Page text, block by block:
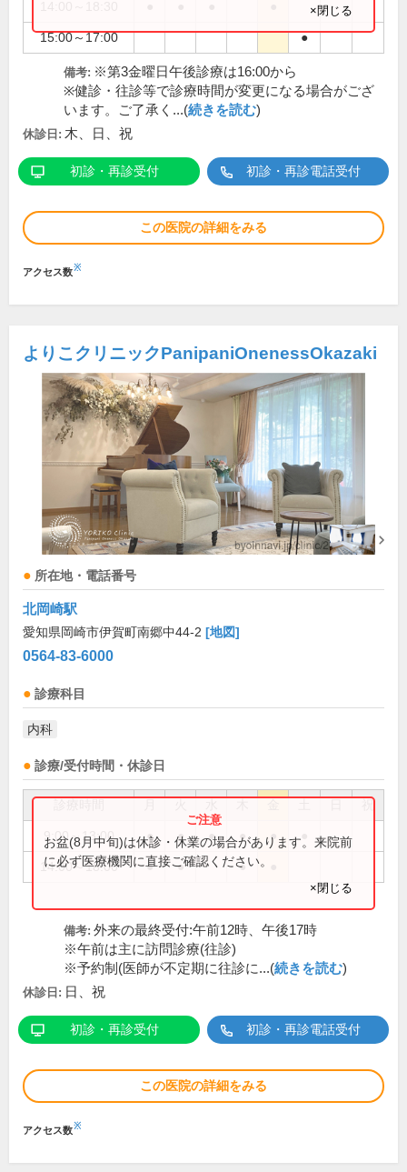
15:00～17:00 ●
×閉じる
備考: ※第3金曜日午後診療は16:00から
※健診・往診等で診療時間が変更になる場合がござ
います。ご了承く...(続きを読む)
休診日: 木、日、祝
初診・再診受付 初診・再診電話受付
この医院の詳細をみる
アクセス数※
よりこクリニックPanipaniOnenessOkazaki
所在地・電話番号
北岡崎駅
愛知県岡崎市伊賀町南郷中44-2 [地図]
0564-83-6000
診療科目
内科
診療/受付時間・休診日
祝
9:00～13:00 ● ● ● ● ●
14:00～18:00 ● ● ●
お盆(8月中旬)は休診・休業の場合があります。来院前
に必ず医療機関に直接ご確認ください。
×閉じる
備考: 外来の最終受付:午前12時、午後17時
※午前は主に訪問診療(往診)
※予約制(医師が不定期に往診に...(続きを読む)
休診日: 日、祝
初診・再診受付 初診・再診電話受付
この医院の詳細をみる
アクセス数※